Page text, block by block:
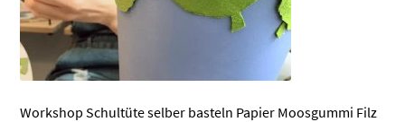
Workshop Schultüte selber basteln Papier Moosgummi Filz